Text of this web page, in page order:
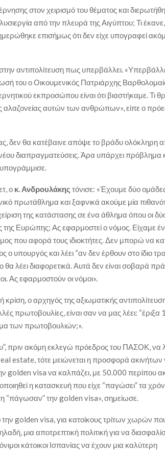
στον χειρισμό του θέματος και
από την πλευρά της Αιγύπτου; Τι
επισήμως ότι δεν είχε υπογραφεί
αντιπολίτευση πως υπερβάλλει.
του ο Οικουμενικός Πατριάρχης
εκπροσώπου είναι ότι βιαστήκαμε. Τι
αλαζονείας αυτών των ανθρώπων», είπε ο
δεν θα κατέβαινε απόψε το βράδυ ολόκληρη
διαπραγματεύσεις. Άρα υπάρχει πρόβλημα
ο κ. Ανδρουλάκης τόνισε: «Έχουμε δύο
πρωτάθλημα και ξαφνικά ακούμε μία
της κατάστασης σε ένα άθλημα όπου οι
της Ευρώπης; Ας εφαρμοστεί ο νόμος. Είχαμε
που αφορά τους ιδιοκτήτες. Δεν μπορώ να
ο υπουργός και λέει “αν δεν έρθουν στο ίδιο
λέει διαφορετικά. Αυτά δεν είναι σοβαρά
Ας εφαρμοστούν οι νόμοι».
κρίση, ο αρχηγός της αξιωματικής
πρωτοβουλίες, είναι σαν να μας λέει: “έριξα
των πρωτοβουλιών;».
πριν ακόμη εκλεγώ πρόεδρος του ΠΑΣΟΚ, να
estate, τότε μειώνεται η προσφορά ακινήτων
golden visa να καλπάζει, με 50.000 περίπου
η κατασκευή που είχε “παγώσει” τα
“πάγωσαν” την golden visa», σημείωσε.
την golden visa, για κατοίκους τρίτων χωρών
μια αποτρεπτική πολιτική για να
κάτοικοι Ισπανίας να έχουν μια καλύτερη